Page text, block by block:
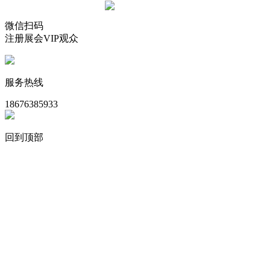
微信扫码
注册展会VIP观众
服务热线
18676385933
回到顶部